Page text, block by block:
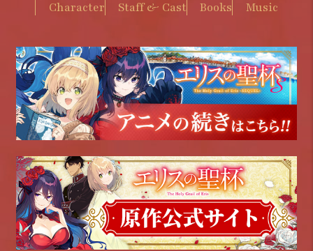
Character
Staff & Cast Books Music